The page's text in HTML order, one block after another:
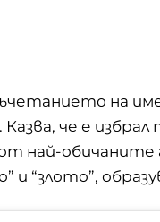
на
. Казва, че е
най-
и “злото”,